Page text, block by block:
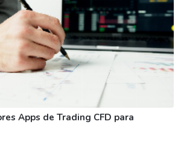
Apps de Trading CFD para